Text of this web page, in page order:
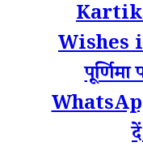
Kartik
Wishes